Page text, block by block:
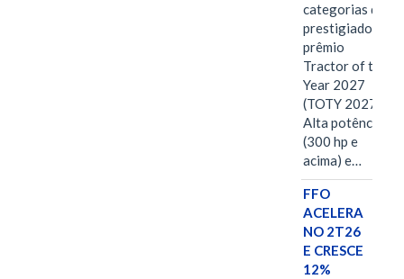
categorias do
prestigiado
prêmio
Tractor of the
Year 2027
(TOTY 2027:
Alta potência
(300 hp e
acima) e…
FFO
ACELERA
NO 2T26
E CRESCE
12%